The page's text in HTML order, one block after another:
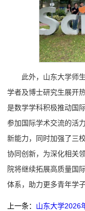
此外，山东大学师
学者及博士研究生展开
是数学学科积极推动国
参加国际学术交流的活
新能力，同时加强了三
协同创新，为深化相关
院将继续拓展高质量国
体系，助力更多青年学
上一条： 山东大学2026